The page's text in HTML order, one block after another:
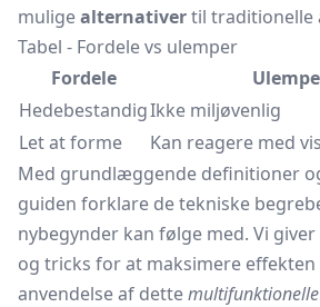
muligealternativertil traditionelle
Tabel - Fordele vs ulemper
Fordele
HedebestandigIkke miljøvenlig
Let at forme
Kan reagere med
Med grundlæggende definitioner
guiden forklare de tekniske
nybegynder kan følge med. Vi
og tricks for at maksimere
anvendelse af dettemultifunktionelle